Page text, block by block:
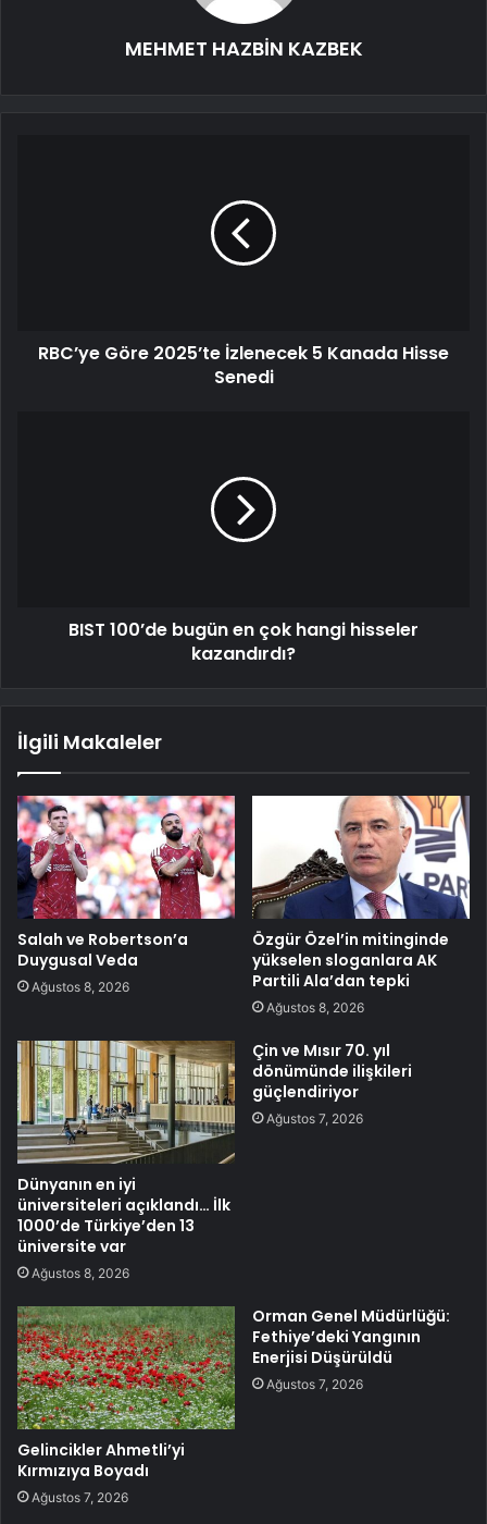
MEHMET HAZBİN KAZBEK
RBC’ye Göre 2025’te İzlenecek 5 Kanada Hisse
Senedi
BIST 100’de bugün en çok hangi hisseler
kazandırdı?
İlgili Makaleler
Salah ve Robertson’a
Duygusal Veda
Ağustos 8, 2026
Özgür Özel’in mitinginde
yükselen sloganlara AK
Partili Ala’dan tepki
Ağustos 8, 2026
Dünyanın en iyi
üniversiteleri açıklandı… İlk
1000’de Türkiye’den 13
üniversite var
Ağustos 8, 2026
Çin ve Mısır 70. yıl
dönümünde ilişkileri
güçlendiriyor
Ağustos 7, 2026
Gelincikler Ahmetli’yi
Kırmızıya Boyadı
Ağustos 7, 2026
Orman Genel Müdürlüğü:
Fethiye’deki Yangının
Enerjisi Düşürüldü
Ağustos 7, 2026